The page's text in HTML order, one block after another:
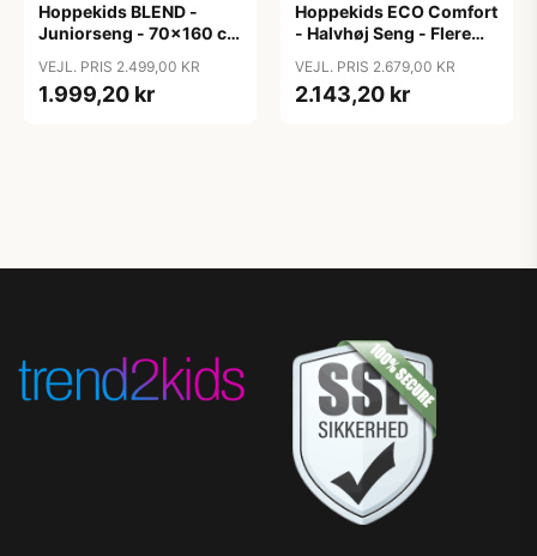
Hoppekids BLEND -
Juniorseng - 70x160 cm
VEJL. PRIS 2.499,00 KR
1.999,20 kr
Hoppekids ECO Comfort
- Halvhøj Seng - Flere
VEJL. PRIS 2.679,00 KR
2.143,20 kr